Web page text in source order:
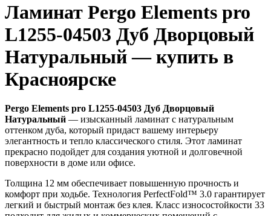
Ламинат Pergo Elements pro
L1255-04503 Дуб Дворцовый
Натуральный — купить в
Красноярске
Pergo Elements pro L1255-04503 Дуб Дворцовый
Натуральный — изысканный ламинат с натуральным
оттенком дуба, который придаст вашему интерьеру
элегантность и тепло классического стиля. Этот ламинат
прекрасно подойдет для создания уютной и долговечной
поверхности в доме или офисе.
Толщина 12 мм обеспечивает повышенную прочность и
комфорт при ходьбе. Технология PerfectFold™ 3.0 гарантирует
легкий и быстрый монтаж без клея. Класс износостойкости 33